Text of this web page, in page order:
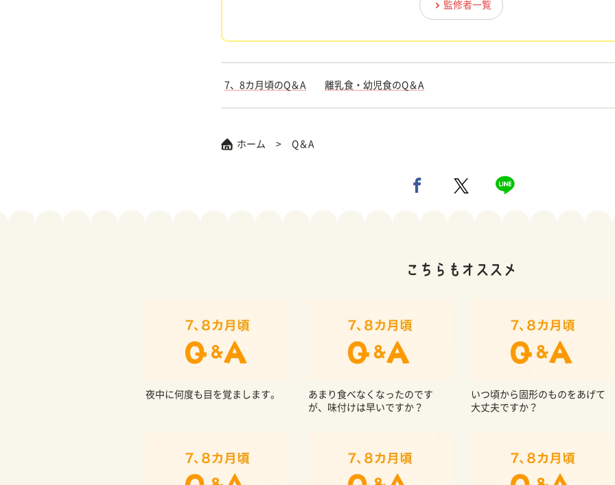
監修者一覧
7、8カ月頃のQ＆A 離乳食・幼児食のQ＆A
ホーム Q＆A
夜中に何度も目を覚まします。
あまり食べなくなったのです
が、味付けは早いですか？
いつ頃から固形のものをあげて
大丈夫ですか？